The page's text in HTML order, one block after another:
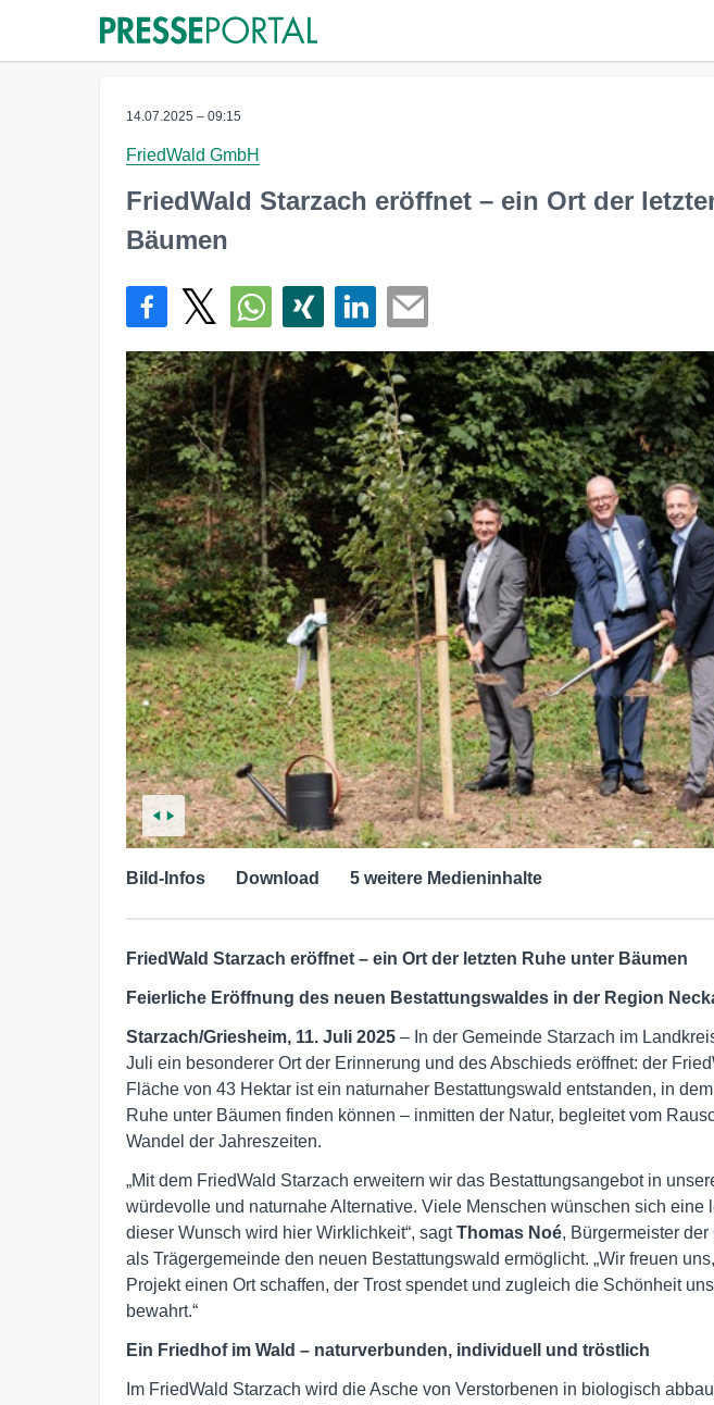
14.07.2025 – 09:15
FriedWald GmbH
FriedWald Starzach eröffnet – ein Ort der
Bäumen
Bild-Infos Download 5 weitere Medieninhalte
FriedWald Starzach eröffnet – ein Ort der letzten Ruhe unter Bäumen
Feierliche Eröffnung des neuen Bestattungswaldes in der Region
Starzach/Griesheim, 11. Juli 2025 – In der Gemeinde Starzach im
Juli ein besonderer Ort der Erinnerung und des Abschieds eröffnet: der
Fläche von 43 Hektar ist ein naturnaher Bestattungswald entstanden, in
Ruhe unter Bäumen finden können – inmitten der Natur, begleitet vom
Wandel der Jahreszeiten.
„Mit dem FriedWald Starzach erweitern wir das Bestattungsangebot in
würdevolle und naturnahe Alternative. Viele Menschen wünschen sich eine
dieser Wunsch wird hier Wirklichkeit“, sagtThomas Noé, Bürgermeister
als Trägergemeinde den neuen Bestattungswald ermöglicht. „Wir freuen
Projekt einen Ort schaffen, der Trost spendet und zugleich die Schönheit
bewahrt.“
Ein Friedhof im Wald – naturverbunden, individuell und tröstlich
Im FriedWald Starzach wird die Asche von Verstorbenen in biologisch